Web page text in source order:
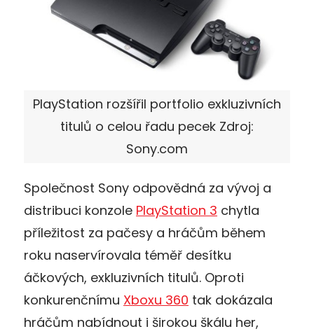
PlayStation rozšířil portfolio exkluzivních
titulů o celou řadu pecek Zdroj:
Sony.com
Společnost Sony odpovědná za vývoj a
distribuci konzole PlayStation 3 chytla
příležitost za pačesy a hráčům během
roku naservírovala téměř desítku
áčkových, exkluzivních titulů. Oproti
konkurenčnímu Xboxu 360 tak dokázala
hráčům nabídnout i širokou škálu her,